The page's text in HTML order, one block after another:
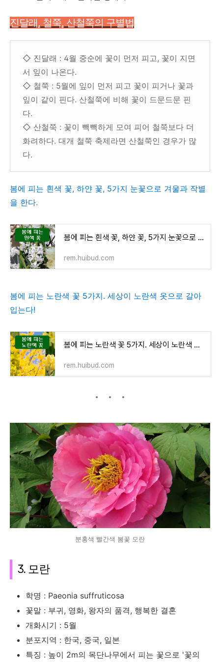
진달래, 철쭉, 산철쭉의 구별법
◇ 진달래 : 4월 중순에 꽃이 먼저 피고, 꽃이 지면
서 잎이 나온다.
◇ 철쭉 : 5월에 잎이 먼저 피고 꽃이 피거나 꽃과
잎이 같이 핀다. 산철쭉에 비해 꽃이 드문드문 핀
다.
◇ 산철쭉 : 꽃이 빽빽하게 모여 피어 철쭉보다 더
화려하다. 대개 철쭉 축제라면 산철쭉인 경우가 많
다.
봄에 피는 흰색 꽃, 하얀 꽃, 5가지 눈꽃으로 겨울과 작별
을 한다.
봄에 피는 흰색 꽃, 하얀 꽃, 5가지 눈꽃으로 겨울과 작별을 한다.
rem.huibud.com
봄에 피는 노란색 꽃 5가지. 세상이 노란색 옷으로 갈아
입는다!
봄에 피는 노란색 꽃 5가지. 세상이 노란색 옷으로 갈아 입는다!
rem.huibud.com
분홍색 빨간색 봄꽃 모란
3. 모란
학명 : Paeonia suffruticosa
꽃말 : 부귀, 영화, 왕자의 품격, 행복한 결혼
개화시기 : 5월
분포지역 : 한국, 중국, 일본
특징 : 높이 2m의 목단나무에서 피는 꽃으로 '꽃의